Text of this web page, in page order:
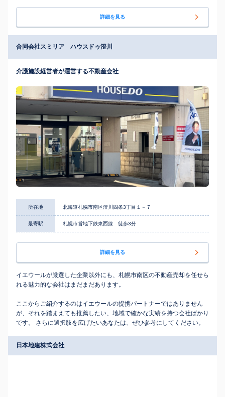
詳細を見る
合同会社スミリア ハウスドゥ澄川
介護施設経営者が運営する不動産会社
所在地 北海道札幌市南区澄川四条3丁目１－７
最寄駅 札幌市営地下鉄東西線 徒歩3分
詳細を見る
イエウールが厳選した企業以外にも、札幌市南区の不動産売却を任せら
れる魅力的な会社はまだまだあります。
ここからご紹介するのはイエウールの提携パートナーではありません
が、それを踏まえても推薦したい、地域で確かな実績を持つ会社ばかり
です。 さらに選択肢を広げたいあなたは、ぜひ参考にしてください。
日本地建株式会社